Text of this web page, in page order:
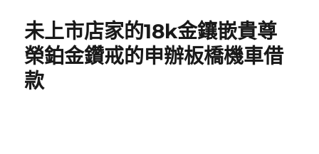
未上市店家的18k金鑲嵌貴尊
榮鉑金鑽戒的申辦板橋機車借
款